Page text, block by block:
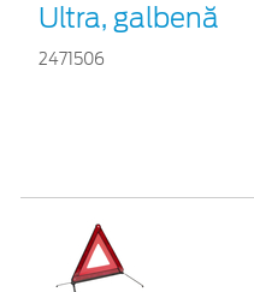
Ultra, galbenă
2471506